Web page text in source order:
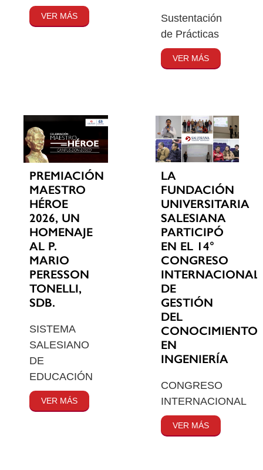
VER MÁS
Sustentación
de Prácticas
VER MÁS
PREMIACIÓN
MAESTRO
HÉROE
2026, UN
HOMENAJE
AL P.
MARIO
PERESSON
TONELLI,
SDB.
SISTEMA
SALESIANO
DE
EDUCACIÓN
VER MÁS
LA
FUNDACIÓN
UNIVERSITARIA
SALESIANA
PARTICIPÓ
EN EL 14°
CONGRESO
INTERNACIONAL
DE
GESTIÓN
DEL
CONOCIMIENTO
EN
INGENIERÍA
CONGRESO
INTERNACIONAL
VER MÁS